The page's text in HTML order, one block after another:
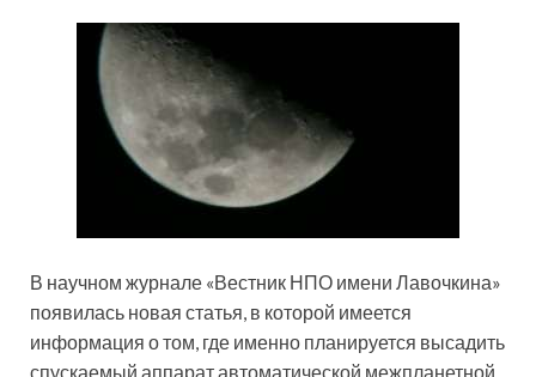
В научном журнале «Вестник НПО имени Лавочкина»
появилась новая статья, в которой имеется
информация о том, где именно планируется высадить
спускаемый аппарат автоматической межпланетной